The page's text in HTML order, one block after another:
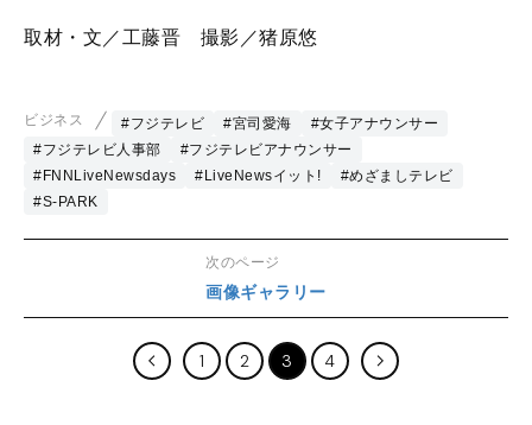
取材・文／工藤晋 撮影／猪原悠
ビジネス #フジテレビ #宮司愛海
#女子アナウンサー
#フジテレビ人事部
#フジテレビアナウンサー
#FNNLiveNewsdays
#LiveNewsイット!
#めざましテレビ
#S-PARK
次のページ
画像ギャラリー
1 2 3 4